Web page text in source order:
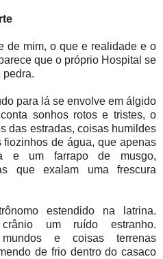
de mim, o que e realidade e o
que o próprio Hospital se
pedra.
para lá se envolve em álgido
sonhos rotos e tristes, o
das estradas, coisas humildes
de água, que apenas
e um farrapo de musgo,
que exalam uma frescura
estendido na latrina.
um ruído estranho.
e coisas terrenas
de frio dentro do casaco